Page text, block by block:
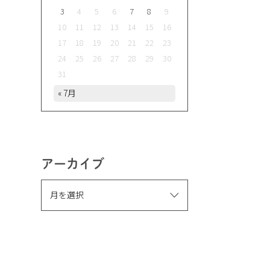
3
4 5 6 7 8
9
10
11 12 13 14 15
16
17
18 19 20 21 22
23
24
25 26 27 28 29
30
31
« 7月
アーカイブ